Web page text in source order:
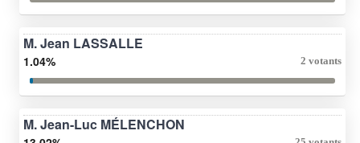
M. Jean LASSALLE
1.04% 2 votants
M. Jean-Luc MÉLENCHON